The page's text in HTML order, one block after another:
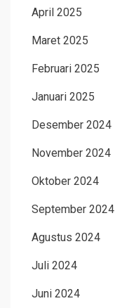
April 2025
Maret 2025
Februari 2025
Januari 2025
Desember 2024
November 2024
Oktober 2024
September 2024
Agustus 2024
Juli 2024
Juni 2024